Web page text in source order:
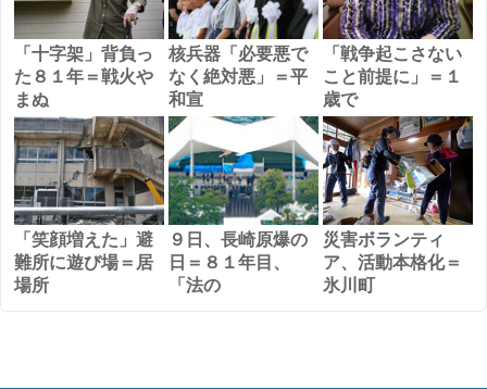
「十字架」背負っ
た８１年＝戦火や
まぬ
核兵器「必要悪で
なく絶対悪」＝平
和宣
「戦争起こさない
こと前提に」＝１
歳で
「笑顔増えた」避
難所に遊び場＝居
場所
９日、長崎原爆の
日＝８１年目、
「法の
災害ボランティ
ア、活動本格化＝
氷川町